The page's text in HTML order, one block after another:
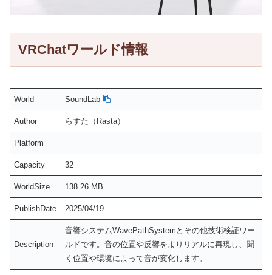
VRChatワールド情報
World SoundLab
Author らすた（Rasta）
Platform
Capacity 32
WorldSize 138.26 MB
PublishDate 2025/04/19
Description
音響システムWavePathSystemとその他技術検証ワー
ルドです。音の位置や反響をよりリアルに再現し、聞
く位置や環境によって音が変化します。